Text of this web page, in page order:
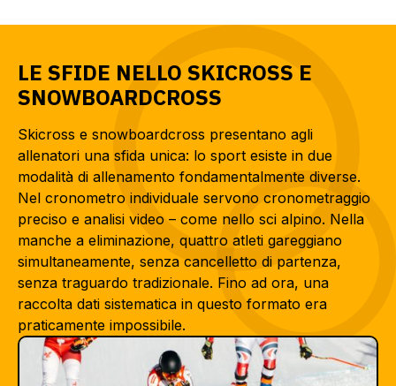
LE SFIDE NELLO SKICROSS E
SNOWBOARDCROSS
Skicross e snowboardcross presentano agli
allenatori una sfida unica: lo sport esiste in due
modalità di allenamento fondamentalmente diverse.
Nel cronometro individuale servono cronometraggio
preciso e analisi video – come nello sci alpino. Nella
manche a eliminazione, quattro atleti gareggiano
simultaneamente, senza cancelletto di partenza,
senza traguardo tradizionale. Fino ad ora, una
raccolta dati sistematica in questo formato era
praticamente impossibile.